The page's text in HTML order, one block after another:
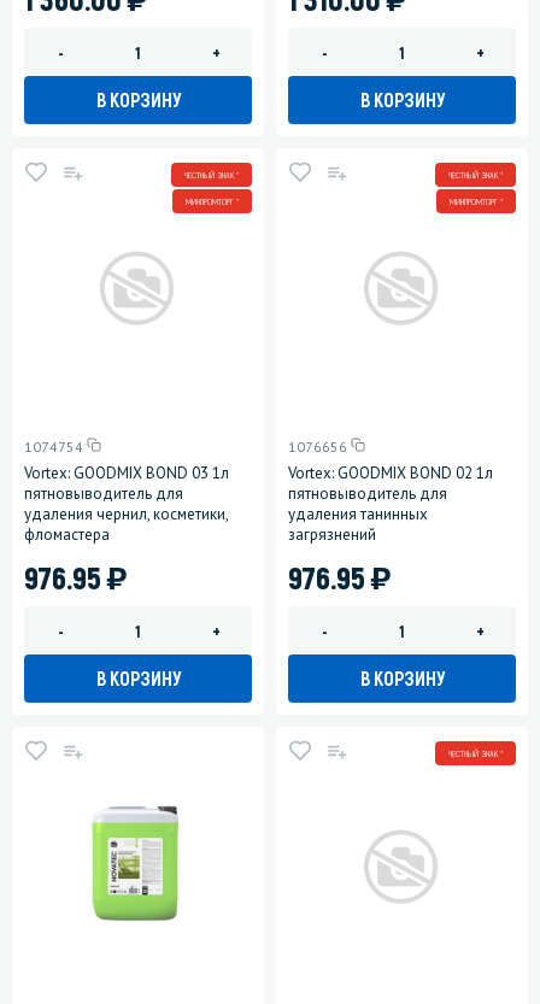
- +
В КОРЗИНУ
- +
В КОРЗИНУ
ЧЕСТНЫЙ ЗНАК *
МИНПРОМТОРГ *
1074754
Vortex: GOODMIX BOND 03 1л
пятновыводитель для
удаления чернил, косметики,
фломастера
976.95)
- +
В КОРЗИНУ
ЧЕСТНЫЙ ЗНАК *
МИНПРОМТОРГ *
1076656
Vortex: GOODMIX BOND 02 1л
пятновыводитель для
удаления танинных
загрязнений
976.95)
- +
В КОРЗИНУ
ЧЕСТНЫЙ ЗНАК *